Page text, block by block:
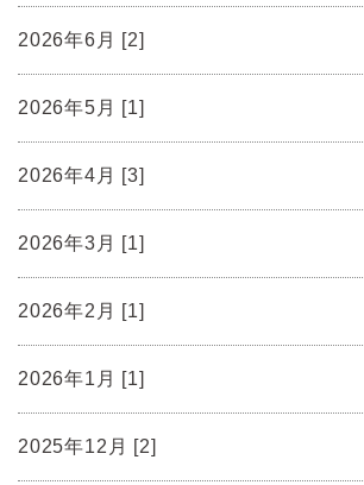
2026年6月 [2]
2026年5月 [1]
2026年4月 [3]
2026年3月 [1]
2026年2月 [1]
2026年1月 [1]
2025年12月 [2]